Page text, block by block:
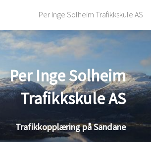
Per Inge Solheim
Trafikkskule AS
Trafikkopplæring på Sandane